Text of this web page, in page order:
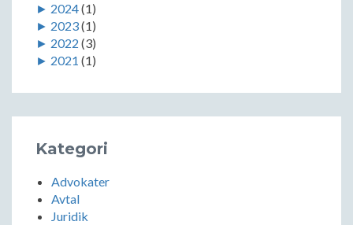
► 2024(1)
► 2023(1)
► 2022 (3)
► 2021 (1)
Kategori
Advokater
Avtal
Juridik